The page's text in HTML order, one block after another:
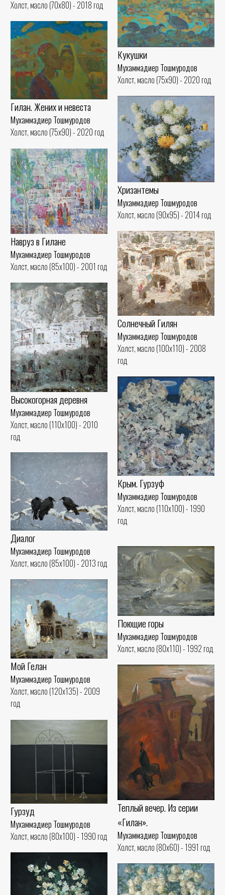
Холст, масло (70x80) - 2018 год
Кукушки
Мухаммадиер Тошмуродов
Холст, масло (75x90) - 2020 год
Гилан. Жених и невеста
Мухаммадиер Тошмуродов
Холст, масло (75x90) - 2020 год
Хризантемы
Мухаммадиер Тошмуродов
Холст, масло (90x95) - 2014 год
Навруз в Гилане
Мухаммадиер Тошмуродов
Холст, масло (85x100) - 2001 год
Солнечный Гилян
Мухаммадиер Тошмуродов
Холст, масло (100x110) - 2008
год
Высокогорная деревня
Мухаммадиер Тошмуродов
Холст, масло (110x100) - 2010
год
Крым. Гурзуф
Мухаммадиер Тошмуродов
Холст, масло (110x100) - 1990
год
Диалог
Мухаммадиер Тошмуродов
Холст, масло (85x100) - 2013 год
Поющие горы
Мухаммадиер Тошмуродов
Холст, масло (80x110) - 1992 год
Мой Гелан
Мухаммадиер Тошмуродов
Холст, масло (120x135) - 2009
год
Теплый вечер. Из серии
«Гилан».
Мухаммадиер Тошмуродов
Холст, масло (80x60) - 1991 год
Гурзуд
Мухаммадиер Тошмуродов
Холст, масло (80x100) - 1990 год